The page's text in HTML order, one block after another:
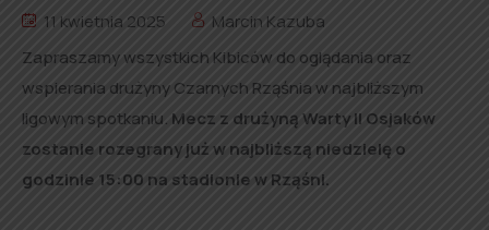
11 kwietnia 2025
Marcin Kazuba
Zapraszamy wszystkich Kibiców do oglądania oraz
wspierania drużyny Czarnych Rząśnia w najbliższym
ligowym spotkaniu. Mecz z drużyną Warty II Osjaków
zostanie rozegrany już w najbliższą niedzielę o
godzinie 15:00 na stadionie w Rząśni.